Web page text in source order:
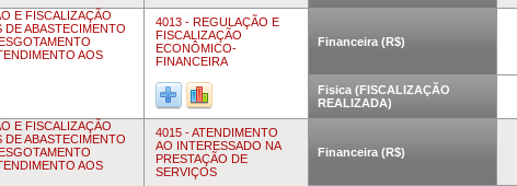
E FISCALIZAÇÃO
DE ABASTECIMENTO
AOS
4013 - REGULAÇÃO E
FISCALIZAÇÃO
ECONÔMICO-
FINANCEIRA
Financeira (R$)
Fisica (FISCALIZAÇÃO
REALIZADA)
E FISCALIZAÇÃO
DE ABASTECIMENTO
AOS
4015 - ATENDIMENTO
AO INTERESSADO NA
PRESTAÇÃO DE
SERVIÇOS
Financeira (R$)